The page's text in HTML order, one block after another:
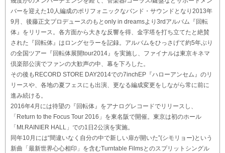
バーを迎えた10人編成のポリフォニックなバンド・サウンドとなり2013年
9月、後藤正文プロデュースのもとonly in dreamsより3rdアルバム『回転
体』をリリース。各方面から大きな反響を得、金字塔を打ち立てたと絶賛
された『回転体』はロングセラーを記録。アルバムをひっさげて約5年ぶり
の全国ツアー『回転体展開tour2014』を実施し、ファイナルは東京キネマ
倶楽部公演でファンの大歓声の中、幕を下ろした。
その後もRECORD STORE DAY2014での7inchEP『ハローアンセム』のリ
リースや、各地の夏フェスにも出演、更なる編成変更をしながら常に前に
進み続ける。
2016年4月には待望の『回転体』をアナログレコードでリリースし、
「Return to the Focus Tour 2016」を東名阪で開催。東京は初のホール
「Mt.RAINIER HALL」での1日2公演を実施。
同年10月には“間違いなく自分の中で新しい扉が開いた”(シモリョー)という
新曲「最新世界心心相印」を含むTurntable Filmsとのスプリットシングル